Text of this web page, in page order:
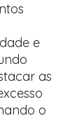
e
as
o